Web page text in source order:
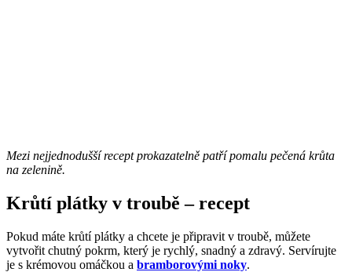
Mezi nejjednodušší recept prokazatelně patří pomalu pečená krůta
na zelenině.
Krůtí plátky v troubě – recept
Pokud máte krůtí plátky a chcete je připravit v troubě, můžete
vytvořit chutný pokrm, který je rychlý, snadný a zdravý. Servírujte
je s krémovou omáčkou a bramborovými noky.